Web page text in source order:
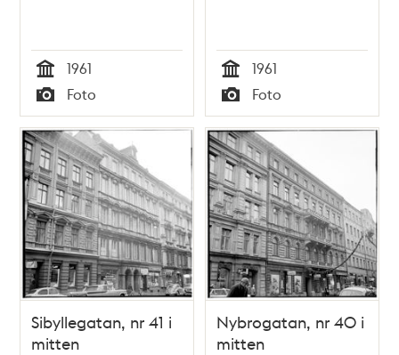
Tid
1961
Typ
Foto Tid
1961
Typ
Foto
Sibyllegatan, nr 41 i
mitten
Nybrogatan, nr 40 i
mitten